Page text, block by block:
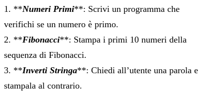
1. **Numeri Primi**: Scrivi un programma che
verifichi se un numero è primo.
2. **Fibonacci**: Stampa i primi 10 numeri della
sequenza di Fibonacci.
3. **Inverti Stringa**: Chiedi all’utente una parola e
stampala al contrario.